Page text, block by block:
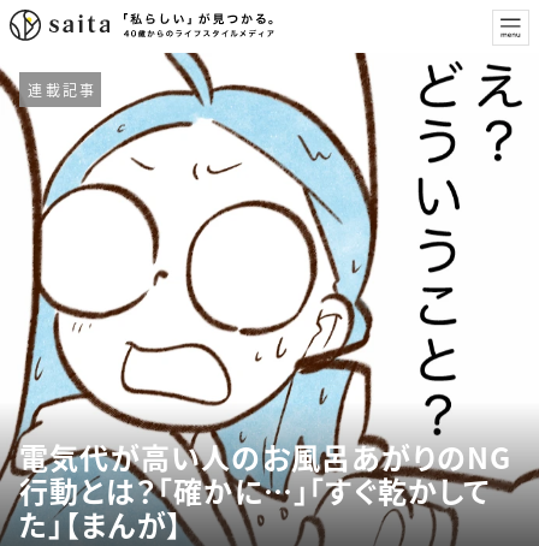
連載記事
電気代が高い人のお風呂あがりのNG
行動とは？「確かに…」「すぐ乾かして
た」【まんが】